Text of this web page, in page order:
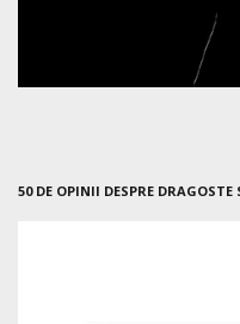
50 DE OPINII DESPRE DRAGOSTE